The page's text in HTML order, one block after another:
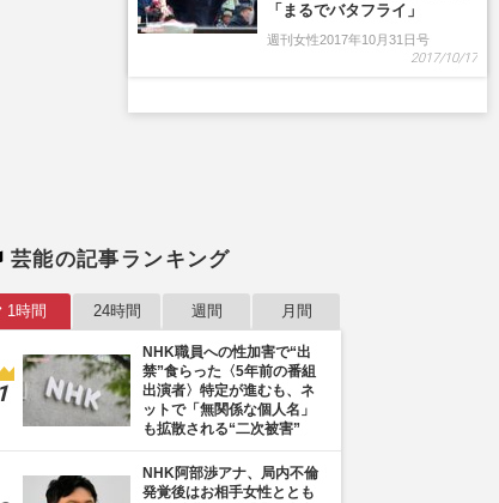
芸能の記事ランキング
1時間 24時間 週間 月間
NHK職員への性加害で“出
禁”食らった〈5年前の番組
出演者〉特定が進むも、ネ
ットで「無関係な個人名」
も拡散される“二次被害”
NHK阿部渉アナ、局内不倫
発覚後はお相手女性ととも
「まるでバタフライ」
週刊女性2017年10月31日号
2017/10/17